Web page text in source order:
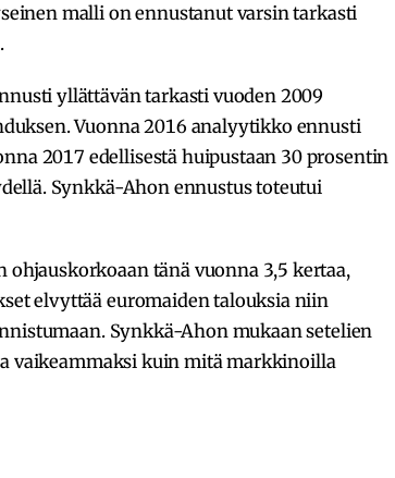
malli on ennustanut varsin tarkasti
yllättävän tarkasti vuoden 2009
Vuonna 2016 analyytikko ennusti
2017 edellisestä huipustaan 30 prosentin
Synkkä-Ahon ennustus toteutui
tänä vuonna 3,5 kertaa,
elvyttää euromaiden talouksia niin
Synkkä-Ahon mukaan setelien
vaikeammaksi kuin mitä markkinoilla